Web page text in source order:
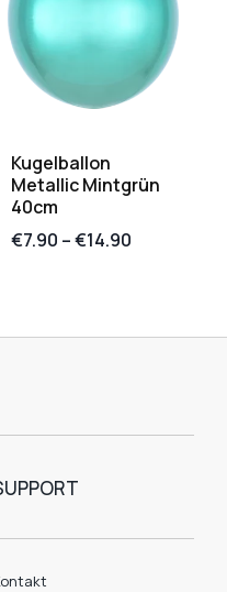
Kugelballon
Metallic Mintgrün
40cm
€7.90 –€14.90